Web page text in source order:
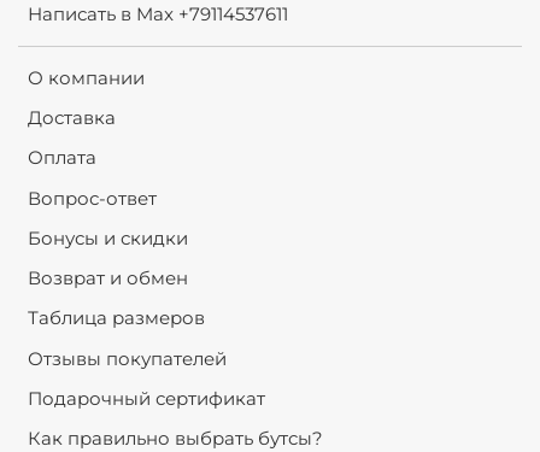
Написать в Max +79114537611
О компании
Доставка
Оплата
Вопрос-ответ
Бонусы и скидки
Возврат и обмен
Таблица размеров
Отзывы покупателей
Подарочный сертификат
Как правильно выбрать бутсы?